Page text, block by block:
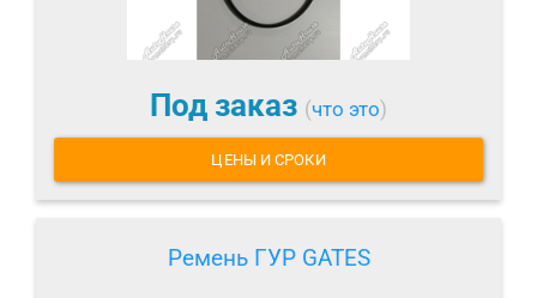
Под заказ (что это)
ЦЕНЫ И СРОКИ
Ремень ГУР GATES